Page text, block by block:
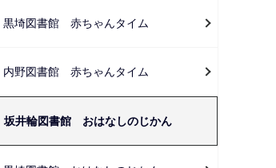
か黒埼図書館 赤ちゃんタイム
内野図書館 赤ちゃんタイム
坂井輪図書館 おはなしのじかん